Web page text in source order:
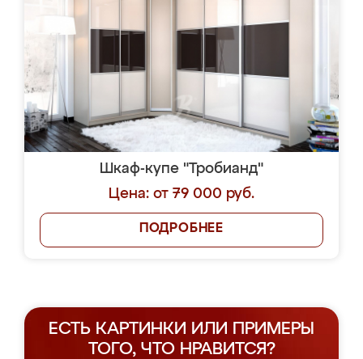
Шкаф-купе "Тробианд"
Цена: от 79 000 руб.
ПОДРОБНЕЕ
ЕСТЬ КАРТИНКИ ИЛИ ПРИМЕРЫ
ТОГО, ЧТО НРАВИТСЯ?